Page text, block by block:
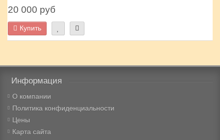
20 000 руб
Купить
Информация
О компании
Политика конфиденциальности
Цены
Карта сайта